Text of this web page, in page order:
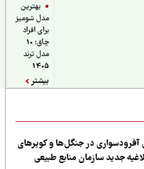
بهترین
مدل شومیز
برای افراد
چاق؛ 10
مدل ترند
در جنگل‌ها و کویرهای
جدید سازمان منابع طبیعی